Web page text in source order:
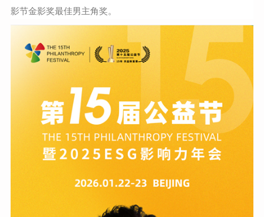
影节金影奖最佳男主角奖。